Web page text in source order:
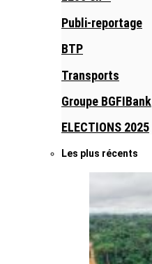
Publi-reportage
BTP
Transports
Groupe BGFIBank
ELECTIONS 2025
Les plus récents